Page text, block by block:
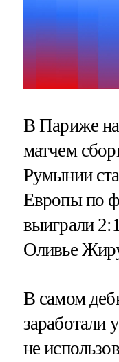
В Париже
матчем
Румынии
Европы по
выиграли
Оливье
В самом
заработали
не